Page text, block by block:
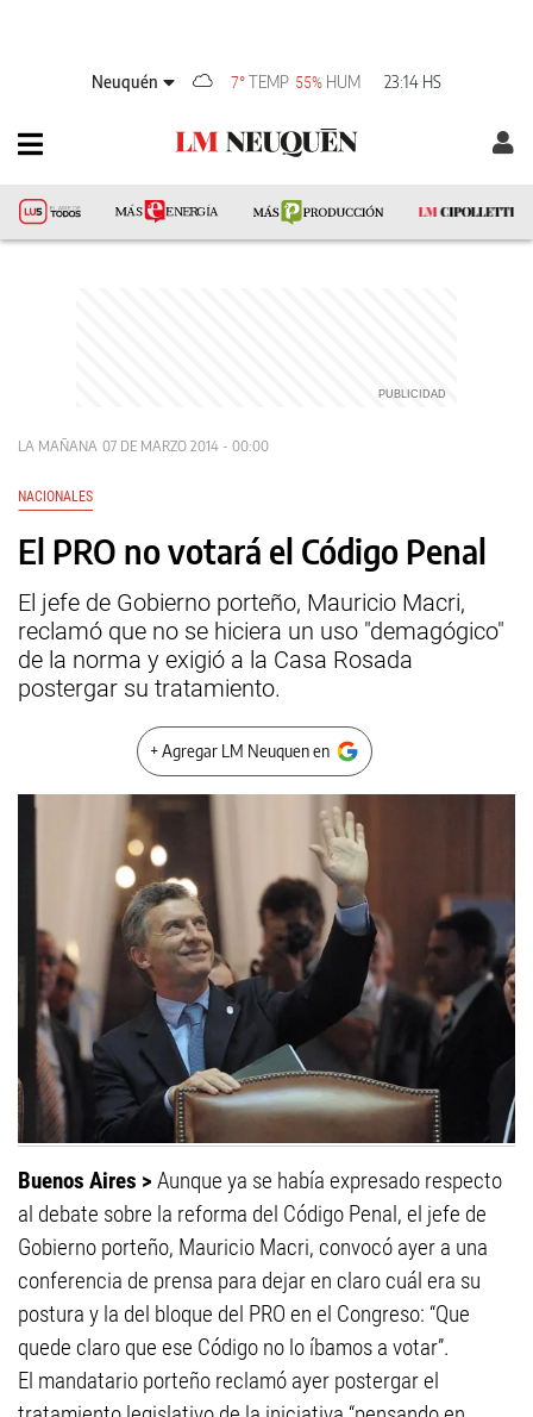
Neuquén 7° TEMP 55% HUM 23:14 HS
LA MAÑANA 07 DE MARZO 2014 - 00:00
NACIONALES
El PRO no votará el Código Penal
El jefe de Gobierno porteño, Mauricio Macri,
reclamó que no se hiciera un uso "demagógico"
de la norma y exigió a la Casa Rosada
postergar su tratamiento.
+ Agregar LM Neuquen en
Buenos Aires > Aunque ya se había expresado respecto
al debate sobre la reforma del Código Penal, el jefe de
Gobierno porteño, Mauricio Macri, convocó ayer a una
conferencia de prensa para dejar en claro cuál era su
postura y la del bloque del PRO en el Congreso: “Que
quede claro que ese Código no lo íbamos a votar”.
El mandatario porteño reclamó ayer postergar el